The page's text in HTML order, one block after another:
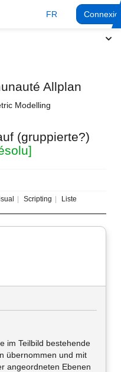
FR
Allplan
Modelling
(gruppierte?)
Scripting Liste
im Teilbild bestehende
übernommen und mit
angeordneten Ebenen